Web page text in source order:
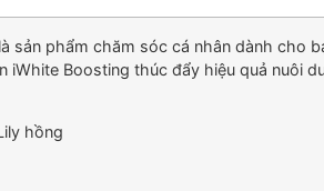
sản phẩm chăm sóc cá nhân dành cho
Boosting thúc đẩy hiệu quả nuôi
hồng